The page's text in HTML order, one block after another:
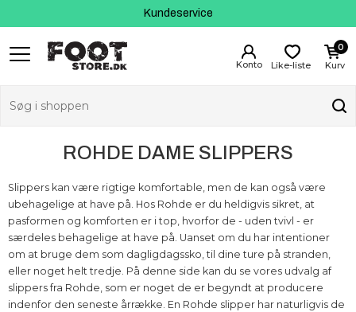
Gavekort
Kundeservice
Kurv
0
Like-liste
ROHDE DAME SLIPPERS
Slippers kan være rigtige komfortable, men de kan også være
ubehagelige at have på. Hos Rohde er du heldigvis sikret, at
pasformen og komforten er i top, hvorfor de - uden tvivl - er
særdeles behagelige at have på. Uanset om du har intentioner
om at bruge dem som dagligdagssko, til dine ture på stranden,
eller noget helt tredje. På denne side kan du se vores udvalg af
slippers fra Rohde, som er noget de er begyndt at producere
indenfor den seneste årrække. En Rohde slipper har naturligvis de